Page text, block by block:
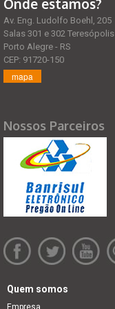
Onde estamos?
Av. Eng. Ludolfo Boehl, 205
Salas 301 e 302 Teresópolis
Porto Alegre - RS
CEP: 91720-150
mapa
Nossos Parceiros
Quem somos
Empresa